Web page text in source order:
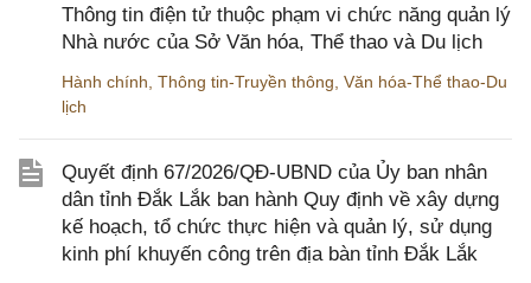
Thông tin điện tử thuộc phạm vi chức năng quản lý
Nhà nước của Sở Văn hóa, Thể thao và Du lịch
Hành chính Thông tin-Truyền thông Văn hóa-Thể thao-Du
lịch
Quyết định 67/2026/QĐ-UBND của Ủy ban nhân
dân tỉnh Đắk Lắk ban hành Quy định về xây dựng
kế hoạch, tổ chức thực hiện và quản lý, sử dụng
kinh phí khuyến công trên địa bàn tỉnh Đắk Lắk